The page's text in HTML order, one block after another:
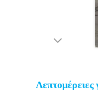
Λεπτομέρειες